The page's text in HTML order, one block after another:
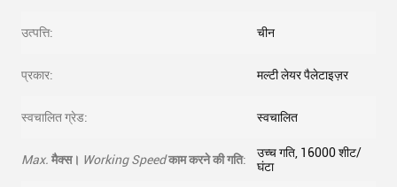
उत्पत्ति: चीन
प्रकार: मल्टी लेयर पैलेटाइज़र
स्वचालित ग्रेड: स्वचालित
Max. मैक्स। Working Speedकाम करने की गति:
उच्च गति, 16000 शीट/
घंटा